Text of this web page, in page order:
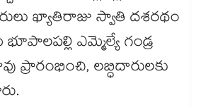
ఖ్యాతిరాజు స్వాతి దశరథం
ఎమ్మెల్యే గండ్ర
లబ్ధిదారులకు